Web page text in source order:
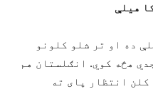
هیلې
ده او تر شلو کلونو
هڅه کوي. انګلستان هم
انتظار پای ته